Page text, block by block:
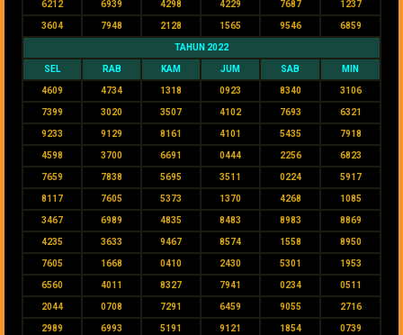
6212 6939 4298 4229 7687 1237
3604 7948 2128 1565 9546 6859
TAHUN 2022
SEL RAB KAM JUM SAB MIN
4609 4734 1318 0923 8340 3106
7399 3020 3507 4102 7693 6321
9233 9129 8161 4101 5435 7918
4598 3700 6691 0444 2256 6823
7659 7838 5695 3511 0224 5917
8117 7605 5373 1370 4268 1085
3467 6989 4835 8483 8983 8869
4235 3633 9467 8574 1558 8950
7605 1668 0410 2430 5301 1953
6560 4011 8327 7941 0234 0511
2044 0708 7291 6459 9055 2716
2989 6993 5191 9121 1854 0739